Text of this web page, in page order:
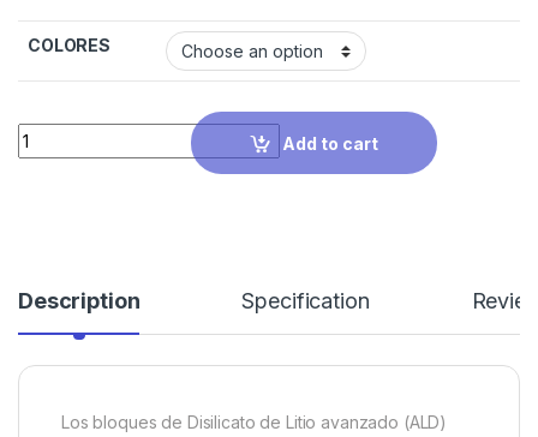
COLORES
Quantity
Add to cart
Description Specification
Los bloques de Disilicato de Litio avanzado (ALD)